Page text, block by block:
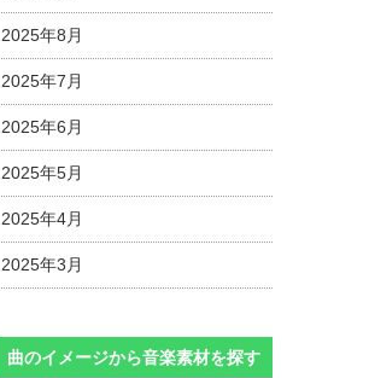
2025年8月
2025年7月
2025年6月
2025年5月
2025年4月
2025年3月
曲のイメージから音楽素材を探す